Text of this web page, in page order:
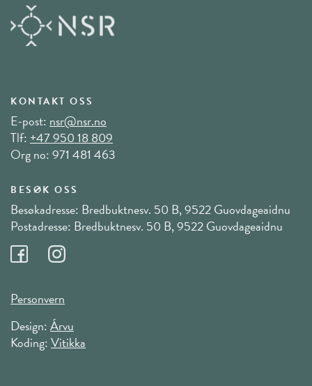
KONTAKT OSS
E-post:nsr@nsr.no
Tlf:+47 950 18 809
Org no: 971 481 463
BESØK OSS
Besøkadresse: Bredbuktnesv. 50 B, 9522 Guovdageaidnu
Postadresse: Bredbuktnesv. 50 B, 9522 Guovdageaidnu
Personvern
Design:Árvu
Koding:Vitikka